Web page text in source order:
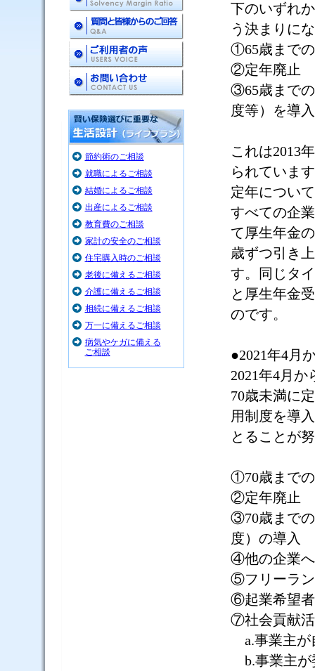
節約術のご相談
就職によるご相談
結婚によるご相談
出産によるご相談
教育費のご相談
家計の安全のご相談
住宅購入時のご相談
老後に備えるご相談
介護に備えるご相談
相続に備えるご相談
万一に備えるご相談
病気やケガに備える
ご相談
下のいずれ
う決まりに
①65歳まで
②定年廃止
③65歳まで
度等）を導入
これは2013
られていま
定年につい
すべての企
て厚生年金
歳ずつ引き
す。同じタ
と厚生年金
のです。
●2021年4月
2021年4月か
70歳未満に
用制度を導
とることが
①70歳まで
②定年廃止
③70歳まで
度）の導入
④他の企業へ
⑤フリーラ
⑥起業希望
⑦社会貢献活
a.事業主が
b.事業主